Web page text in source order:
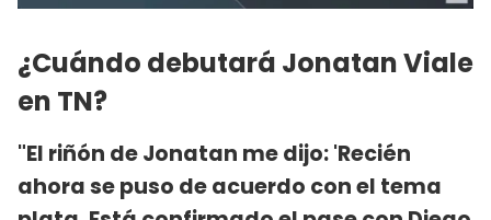
¿Cuándo debutará Jonatan Viale
en TN?
"El riñón de Jonatan me dijo: 'Recién
ahora se puso de acuerdo con el tema